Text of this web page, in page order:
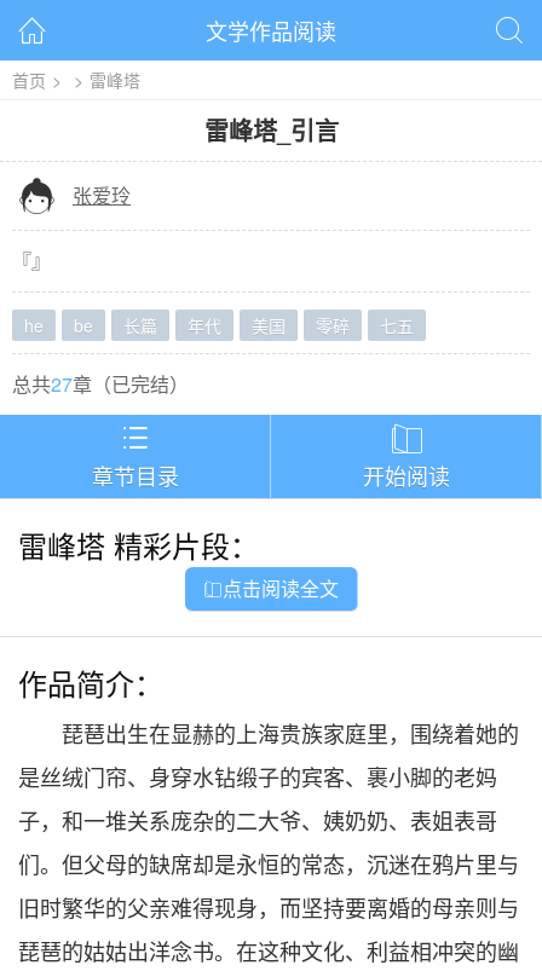
 文学作品阅读 
首页 > > 雷峰塔
雷峰塔_ 引言
 张爱玲
『』
he be 长篇 年代 美国 零碎 七五
总共27章（已完结）

章节目录

开始阅读
雷峰塔 精彩片段：
点击阅读全文
作品简介：
琵琶出生在显赫的上海贵族家庭里，围绕着她的
是丝绒门帘、身穿水钻缎子的宾客、裹小脚的老妈
子，和一堆关系庞杂的二大爷、姨奶奶、表姐表哥
们。但父母的缺席却是永恒的常态，沉迷在鸦片里与
旧时繁华的父亲难得现身，而坚持要离婚的母亲则与
琵琶的姑姑出洋念书。在这种文化、利益相冲突的幽